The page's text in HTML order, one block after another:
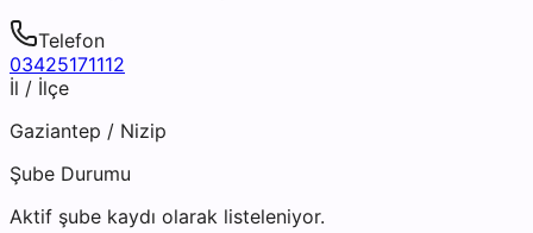
Telefon
03425171112
İl / İlçe
Gaziantep / Nizip
Şube Durumu
Aktif şube kaydı olarak listeleniyor.